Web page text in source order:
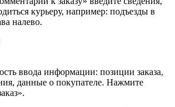
курьеру, например: подъезды в
налево.
ввода информации: позиции заказа,
данные о покупателе. Нажмите